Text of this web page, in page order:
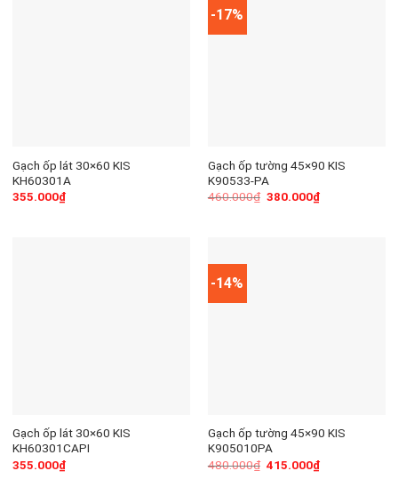
Gạch ốp lát 30×60 KIS
KH60301A
355.000₫
-17%
Gạch ốp tường 45×90 KIS
K90533-PA
460.000₫ 380.000₫
Gạch ốp lát 30×60 KIS
KH60301CAPI
355.000₫
-14%
Gạch ốp tường 45×90 KIS
K905010PA
480.000₫ 415.000₫